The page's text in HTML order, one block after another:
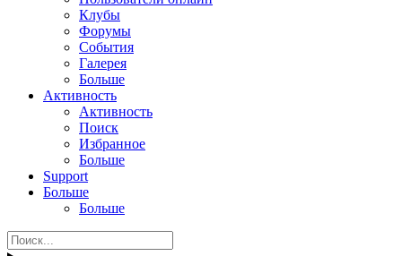
Клубы
Форумы
События
Галерея
Больше
Активность
Активность
Поиск
Избранное
Больше
Support
Больше
Больше